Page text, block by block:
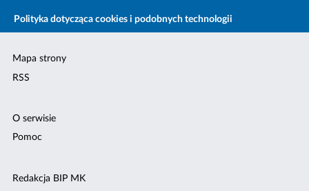
Polityka dotycząca cookies i podobnych technologii
Mapa strony
RSS
O serwisie
Pomoc
Redakcja BIP MK